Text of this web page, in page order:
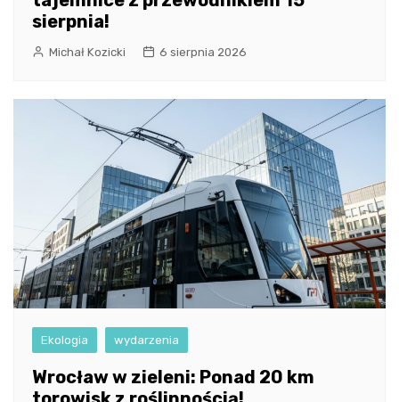
sierpnia!
Michał Kozicki 6 sierpnia 2026
Ekologia wydarzenia
Wrocław w zieleni: Ponad 20 km